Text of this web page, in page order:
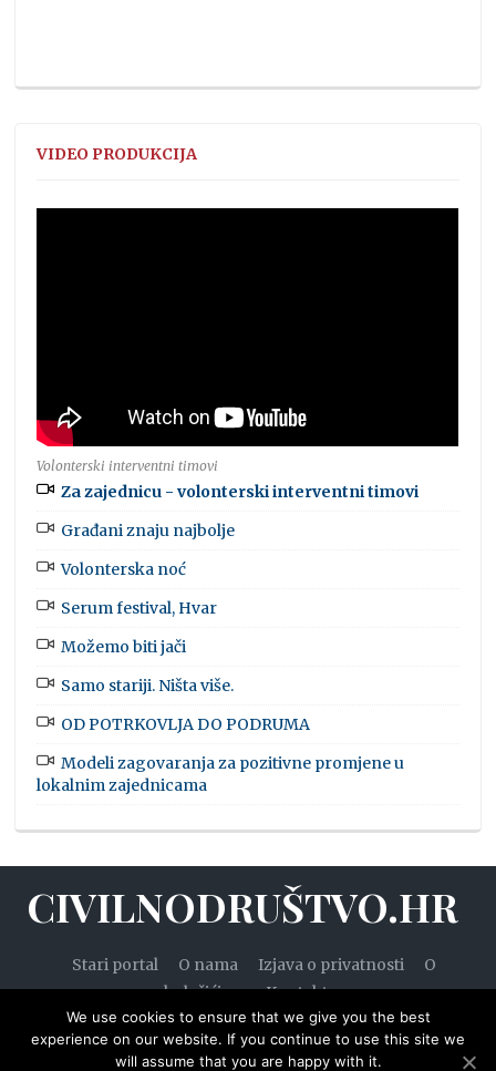
VIDEO PRODUKCIJA
Volonterski interventni timovi
Za zajednicu - volonterski interventni timovi
Građani znaju najbolje
Volonterska noć
Serum festival, Hvar
Možemo biti jači
Samo stariji. Ništa više.
OD POTRKOVLJA DO PODRUMA
Modeli zagovaranja za pozitivne promjene u
lokalnim zajednicama
CIVILNODRUŠTVO.HR
Stari portal O nama Izjava o privatnosti
O
kolačićima
Kontakt
We use cookies to ensure that we give you the best
experience on our website. If you continue to use this site we
will assume that you are happy with it.